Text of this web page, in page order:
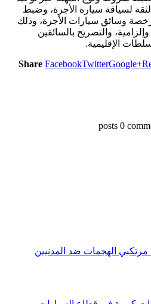
لسياقة سيارة الأجرة، وضبط
وسائق سيارات الأجرة، وذلك
والتصريح بالسائقين
الإقليمية.
Share FacebookTwitterGoogle+
0
الهجمات ضد المدنيين